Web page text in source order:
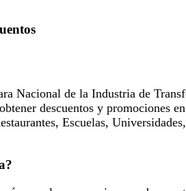
Nacional de la Industria de
descuentos y promociones
Escuelas,